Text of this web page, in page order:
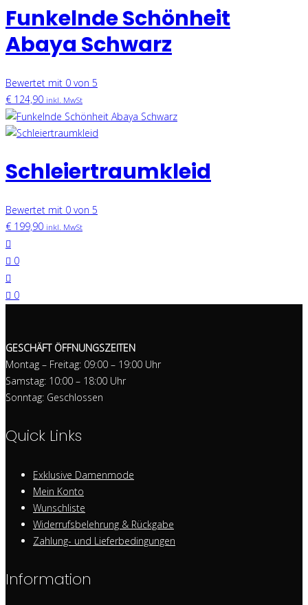
Funkelnde Schönheit
Abaya Schwarz
Bewertet mit 0 von 5
€ 124,90 inkl. MwSt
Schleiertraumkleid
Bewertet mit 0 von 5
€ 199,90 inkl. MwSt
0
0
GESCHÄFT ÖFFNUNGSZEITEN
Montag – Freitag: 09:00 – 19:00 Uhr
Samstag: 10:00 – 18:00 Uhr
Sonntag: Geschlossen
Quick Links
Exklusive Damenmode
Mein Konto
Wunschliste
Widerrufsbelehrung & Rückgabe
Zahlung- und Lieferbedingungen
Information